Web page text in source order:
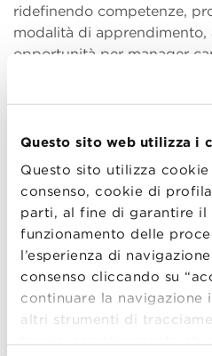
Questo sito web utilizza i
Questo sito utilizza
consenso, cookie di
parti, al fine di garantire il
funzionamento delle
l’esperienza di
consenso cliccando su
continuare la navigazione
altri strumenti di
tecnici semplicemente
ridefinendo competenze,
modalità di apprendimento,
opportunità per manager
tecnologia, visione
VALORI UMANI AL
DELL’ESPERIENZA
Nel pomeriggio, l’intervento
Preserving Values in a
Daniela Bolzani , Associate
Inclusion, ha riportato
dell’identità manageriale.
tecnologia richiede infatti
dimensioni quali ascolto,
dei contesti e costruzione